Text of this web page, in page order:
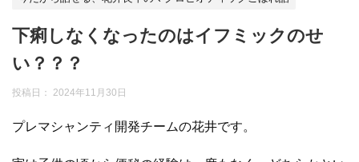
下痢しなくなったのはイフミックのせ
い？？？
投稿日： 2024年11月30日
プレマシャンティ開発チームの花井です。